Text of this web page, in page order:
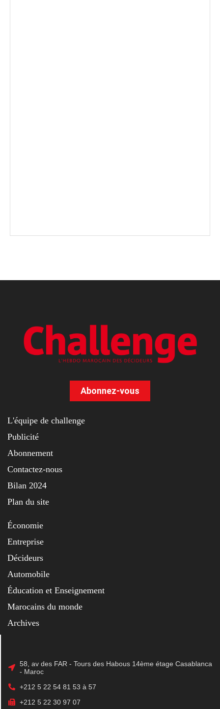
Abonnez-vous
L'équipe de challenge
Publicité
Abonnement
Contactez-nous
Bilan 2024
Plan du site
Économie
Entreprise
Décideurs
Automobile
Éducation et Enseignement
Marocains du monde
Archives
58, av des FAR - Tours des Habous 14ème étage Casablanca
- Maroc
+212 5 22 54 81 53 à 57
+212 5 22 30 97 07